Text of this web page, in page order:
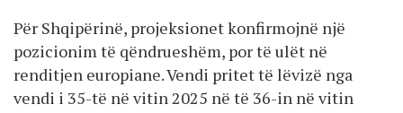
Për Shqipërinë, projeksionet konfirmojnë një
pozicionim të qëndrueshëm, por të ulët në
renditjen europiane. Vendi pritet të lëvizë nga
vendi i 35-të në vitin 2025 në të 36-in në vitin